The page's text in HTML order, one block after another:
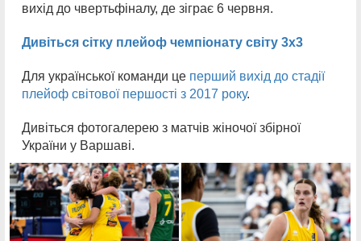
вихід до чвертьфіналу, де зіграє 6 червня.
Дивіться сітку плейоф чемпіонату світу 3х3
Для української команди це перший вихід до стадії
плейоф світової першості з 2017 року.
Дивіться фотогалерею з матчів жіночої збірної
України у Варшаві.